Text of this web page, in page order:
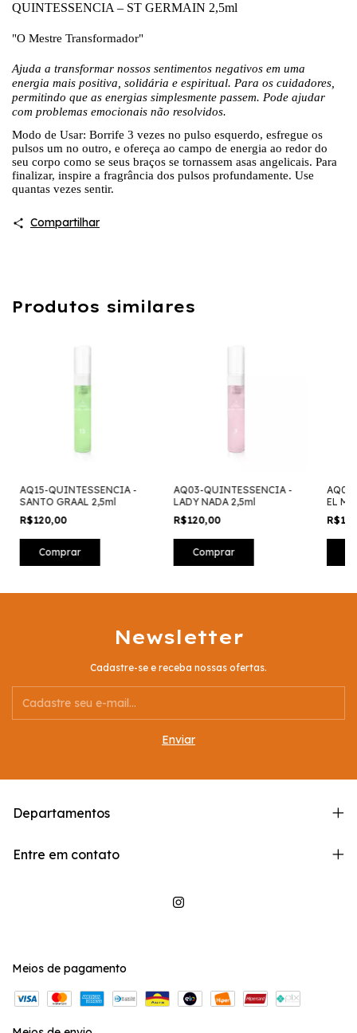
QUINTESSENCIA – ST GERMAIN 2,5ml
"O Mestre Transformador"
Ajuda a transformar nossos sentimentos negativos em uma
energia mais positiva, solidária e espiritual. Para os cuidadores,
permitindo que as energias simplesmente passem. Pode ajudar
com problemas emocionais não resolvidos.
Modo de Usar: Borrife 3 vezes no pulso esquerdo, esfregue os
pulsos um no outro, e ofereça ao campo de energia ao redor do
seu corpo como se seus braços se tornassem asas angelicais. Para
finalizar, inspire a fragrância dos pulsos profundamente. Use
quantas vezes sentir.
Compartilhar
Produtos similares
AQ15-QUINTESSENCIA -
SANTO GRAAL 2,5ml
R$120,00
AQ03-QUINTESSENCIA -
LADY NADA 2,5ml
R$120,00
EL
Newsletter
Cadastre-se e receba nossas ofertas.
Departamentos
Entre em contato
Meios de pagamento